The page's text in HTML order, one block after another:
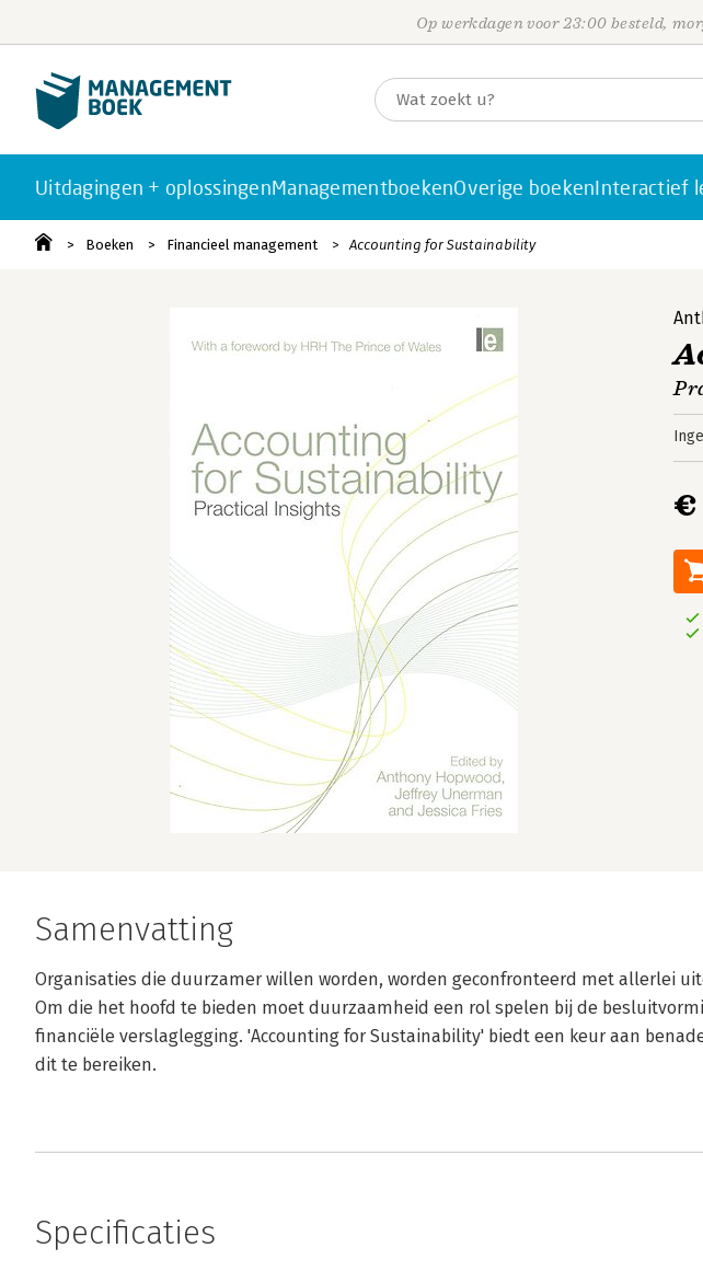
Op werkdagen voor 23:00 besteld,
Uitdagingen + oplossingenManagementboekenOverige boekenInteractief
Boeken Financieel management Accounting for Sustainability
€
Samenvatting
Organisaties die duurzamer willen worden, worden geconfronteerd met allerlei
Om die het hoofd te bieden moet duurzaamheid een rol spelen bij de
financiële verslaglegging. 'Accounting for Sustainability' biedt een keur aan
dit te bereiken.
Specificaties